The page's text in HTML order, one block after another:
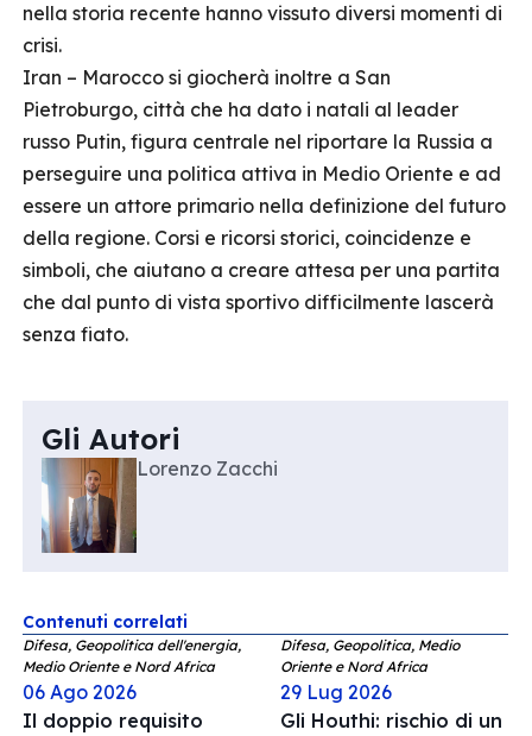
nella storia recente hanno vissuto diversi momenti di
crisi.
Iran – Marocco si giocherà inoltre a San
Pietroburgo, città che ha dato i natali al leader
russo Putin, figura centrale nel riportare la Russia a
perseguire una politica attiva in Medio Oriente e ad
essere un attore primario nella definizione del futuro
della regione. Corsi e ricorsi storici, coincidenze e
simboli, che aiutano a creare attesa per una partita
che dal punto di vista sportivo difficilmente lascerà
senza fiato.
Gli Autori
Lorenzo Zacchi
Contenuti correlati
Difesa, Geopolitica dell'energia,
Medio Oriente e Nord Africa
06 Ago 2026
Il doppio requisito
Difesa, Geopolitica, Medio
Oriente e Nord Africa
29 Lug 2026
Gli Houthi: rischio di un